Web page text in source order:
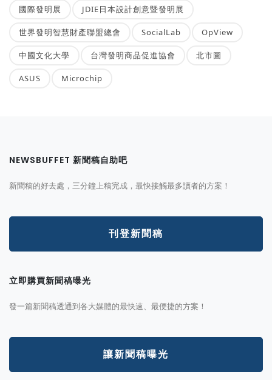
國際發明展 JDIE日本設計創意暨發明展
世界發明智慧財產聯盟總會 SocialLab OpView
中國文化大學 台灣發明商品促進協會 北市圖
ASUS Microchip
NEWSBUFFET 新聞稿自助吧
新聞稿的好去處，三分鐘上稿完成，最快接觸最多讀者的方案！
刊登新聞稿
立即購買新聞稿曝光
發一篇新聞稿透通到各大媒體的最快速、最便捷的方案！
讓新聞稿曝光